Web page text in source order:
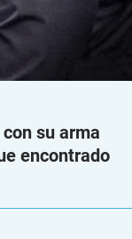
su arma
encontrado